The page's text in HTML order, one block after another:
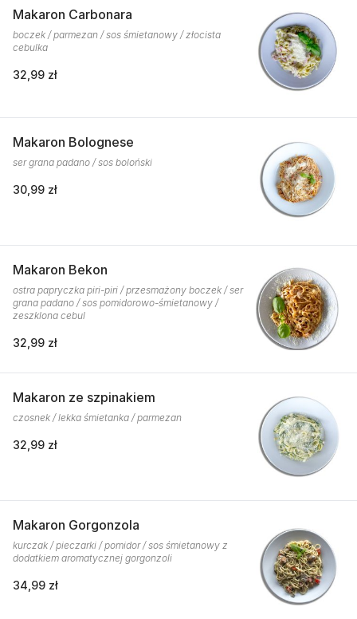
Makaron Carbonara
boczek / parmezan / sos śmietanowy / złocista
cebulka
32,99 zł
Makaron Bolognese
ser grana padano / sos boloński
30,99 zł
Makaron Bekon
ostra papryczka piri-piri / przesmażony boczek / ser
grana padano / sos pomidorowo-śmietanowy /
zeszklona cebul
32,99 zł
Makaron ze szpinakiem
czosnek / lekka śmietanka / parmezan
32,99 zł
Makaron Gorgonzola
kurczak / pieczarki / pomidor / sos śmietanowy z
dodatkiem aromatycznej gorgonzoli
34,99 zł